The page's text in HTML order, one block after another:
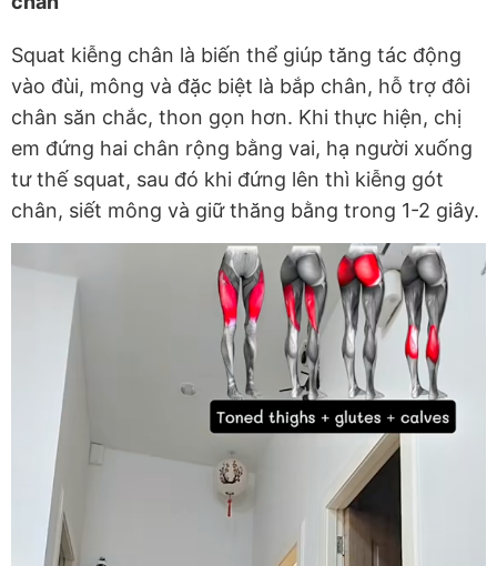
Squat kiễng chân là biến thể giúp tăng tác động
vào đùi, mông và đặc biệt là bắp chân, hỗ trợ đôi
chân săn chắc, thon gọn hơn. Khi thực hiện, chị
em đứng hai chân rộng bằng vai, hạ người xuống
tư thế squat, sau đó khi đứng lên thì kiễng gót
chân, siết mông và giữ thăng bằng trong 1-2 giây.